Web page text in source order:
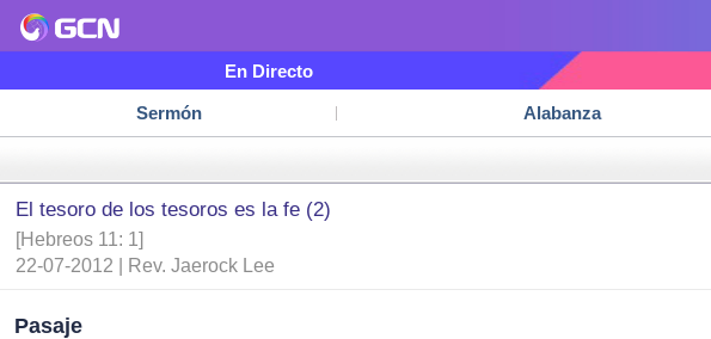
En Directo
Sermón Alabanza
El tesoro de los tesoros es la fe (2)
[Hebreos 11: 1]
22-07-2012 | Rev. Jaerock Lee
Pasaje